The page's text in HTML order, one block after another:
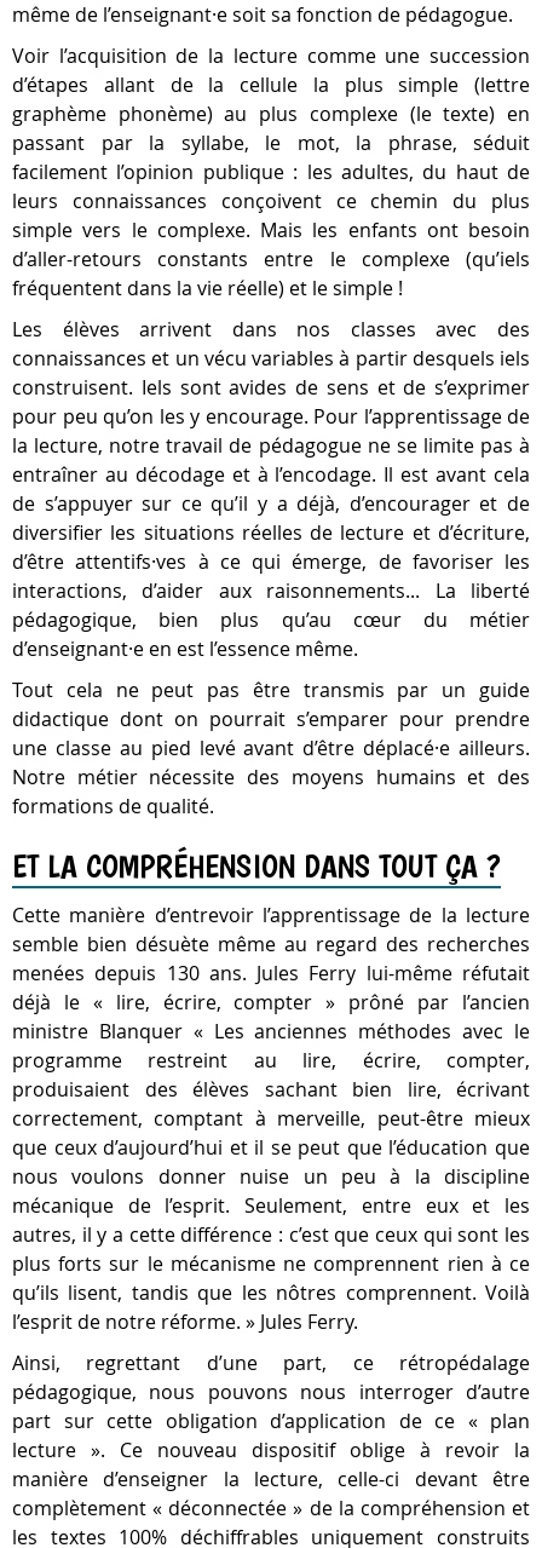
même de l’enseignant·e soit sa fonction de pédagogue.
Voir l’acquisition de la lecture comme une succession
d’étapes allant de la cellule la plus simple (lettre
graphème phonème) au plus complexe (le texte) en
passant par la syllabe, le mot, la phrase, séduit
facilement l’opinion publique : les adultes, du haut de
leurs connaissances conçoivent ce chemin du plus
simple vers le complexe. Mais les enfants ont besoin
d’aller-retours constants entre le complexe (qu’iels
fréquentent dans la vie réelle) et le simple !
Les élèves arrivent dans nos classes avec des
connaissances et un vécu variables à partir desquels iels
construisent. Iels sont avides de sens et de s’exprimer
pour peu qu’on les y encourage. Pour l’apprentissage de
la lecture, notre travail de pédagogue ne se limite pas à
entraîner au décodage et à l’encodage. Il est avant cela
de s’appuyer sur ce qu’il y a déjà, d’encourager et de
diversifier les situations réelles de lecture et d’écriture,
d’être attentifs·ves à ce qui émerge, de favoriser les
interactions, d’aider aux raisonnements... La liberté
pédagogique, bien plus qu’au cœur du métier
d’enseignant·e en est l’essence même.
Tout cela ne peut pas être transmis par un guide
didactique dont on pourrait s’emparer pour prendre
une classe au pied levé avant d’être déplacé·e ailleurs.
Notre métier nécessite des moyens humains et des
formations de qualité.
ET LA COMPRÉHENSION DANS TOUT ÇA ?
Cette manière d’entrevoir l’apprentissage de la lecture
semble bien désuète même au regard des recherches
menées depuis 130 ans. Jules Ferry lui-même réfutait
déjà le « lire, écrire, compter » prôné par l’ancien
ministre Blanquer « Les anciennes méthodes avec le
programme restreint au lire, écrire, compter,
produisaient des élèves sachant bien lire, écrivant
correctement, comptant à merveille, peut-être mieux
que ceux d’aujourd’hui et il se peut que l’éducation que
nous voulons donner nuise un peu à la discipline
mécanique de l’esprit. Seulement, entre eux et les
autres, il y a cette différence : c’est que ceux qui sont les
plus forts sur le mécanisme ne comprennent rien à ce
qu’ils lisent, tandis que les nôtres comprennent. Voilà
l’esprit de notre réforme. » Jules Ferry.
Ainsi, regrettant d’une part, ce rétropédalage
pédagogique, nous pouvons nous interroger d’autre
part sur cette obligation d’application de ce « plan
lecture ». Ce nouveau dispositif oblige à revoir la
manière d’enseigner la lecture, celle-ci devant être
complètement « déconnectée » de la compréhension et
les textes 100% déchiffrables uniquement construits